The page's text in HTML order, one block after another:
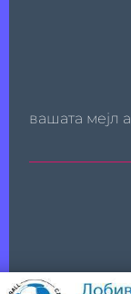
вашата мејл